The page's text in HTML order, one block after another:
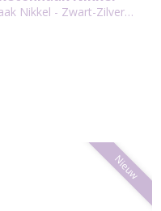
Nikkel - Zwart-Zilver…
Nieuw